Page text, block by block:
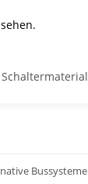
Schaltermaterial
Bussysteme